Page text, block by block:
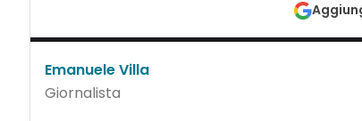
Emanuele Villa
Giornalista